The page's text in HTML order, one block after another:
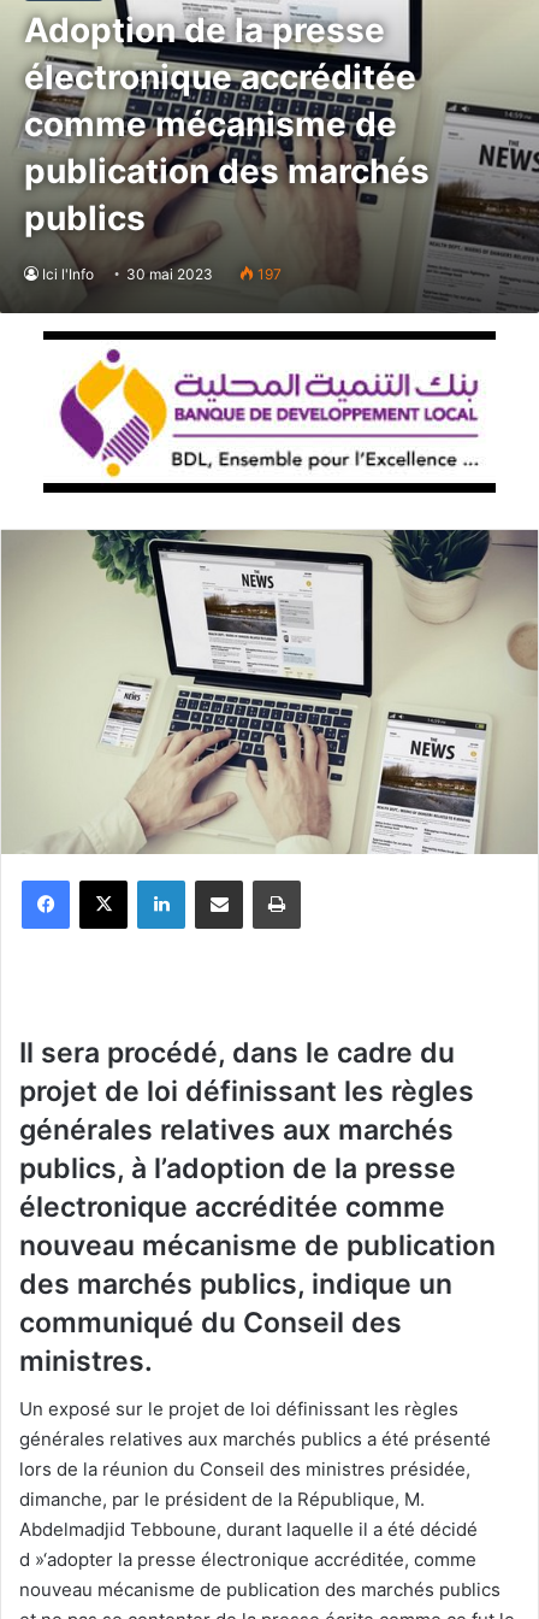
Adoption de la presse
électronique accréditée
comme mécanisme de
publication des marchés
publics
Ici l'Info 30 mai 2023 197
Il sera procédé, dans le cadre du
projet de loi définissant les règles
générales relatives aux marchés
publics, à l’adoption de la presse
électronique accréditée comme
nouveau mécanisme de publication
des marchés publics, indique un
communiqué du Conseil des
ministres.
Un exposé sur le projet de loi définissant les règles
générales relatives aux marchés publics a été présenté
lors de la réunion du Conseil des ministres présidée,
dimanche, par le président de la République, M.
Abdelmadjid Tebboune, durant laquelle il a été décidé
d »‘adopter la presse électronique accréditée, comme
nouveau mécanisme de publication des marchés publics